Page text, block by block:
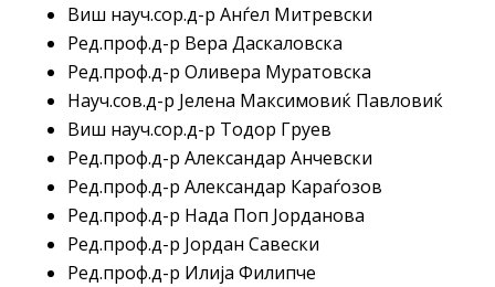
Виш науч.сор.д-р Анѓел Митревски
Ред.проф.д-р Вера Даскаловска
Ред.проф.д-р Оливера Муратовска
Науч.сов.д-р Јелена Максимовиќ Павловиќ
Виш науч.сор.д-р Тодор Груев
Ред.проф.д-р Александар Анчевски
Ред.проф.д-р Александар Караѓозов
Ред.проф.д-р Нада Поп Јорданова
Ред.проф.д-р Јордан Савески
Ред.проф.д-р Илија Филипче